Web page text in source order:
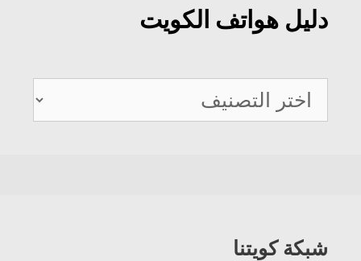
دليل هواتف الكويت
دليل
هواتف
شبكة كويتنا